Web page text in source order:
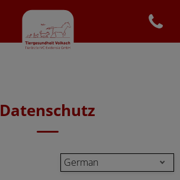
Homepage Tiergesundheit
Open
Datenschutz
German